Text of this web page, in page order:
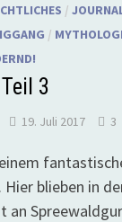
/
/
3
19. Juli 2017 3
blieben in
an